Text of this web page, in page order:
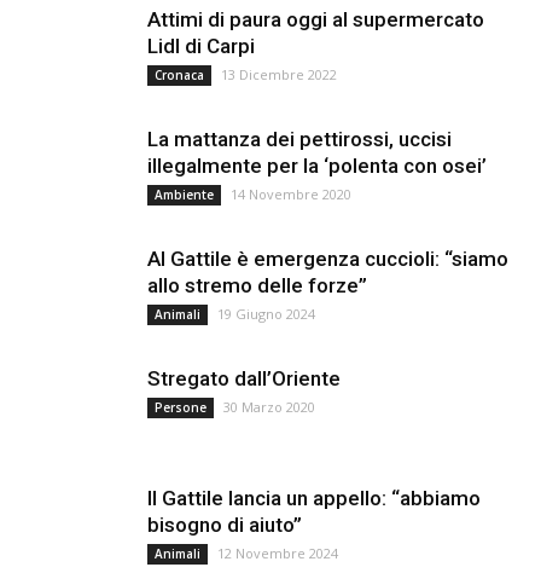
Attimi di paura oggi al supermercato
Lidl di Carpi
Cronaca 13 Dicembre 2022
La mattanza dei pettirossi, uccisi
illegalmente per la ‘polenta con osei’
Ambiente 14 Novembre 2020
Al Gattile è emergenza cuccioli: “siamo
allo stremo delle forze”
Animali 19 Giugno 2024
Stregato dall’Oriente
Persone 30 Marzo 2020
Il Gattile lancia un appello: “abbiamo
bisogno di aiuto”
Animali 12 Novembre 2024